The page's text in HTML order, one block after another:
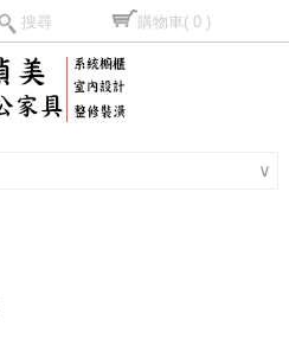
搜尋 購物車( 0 )
∨